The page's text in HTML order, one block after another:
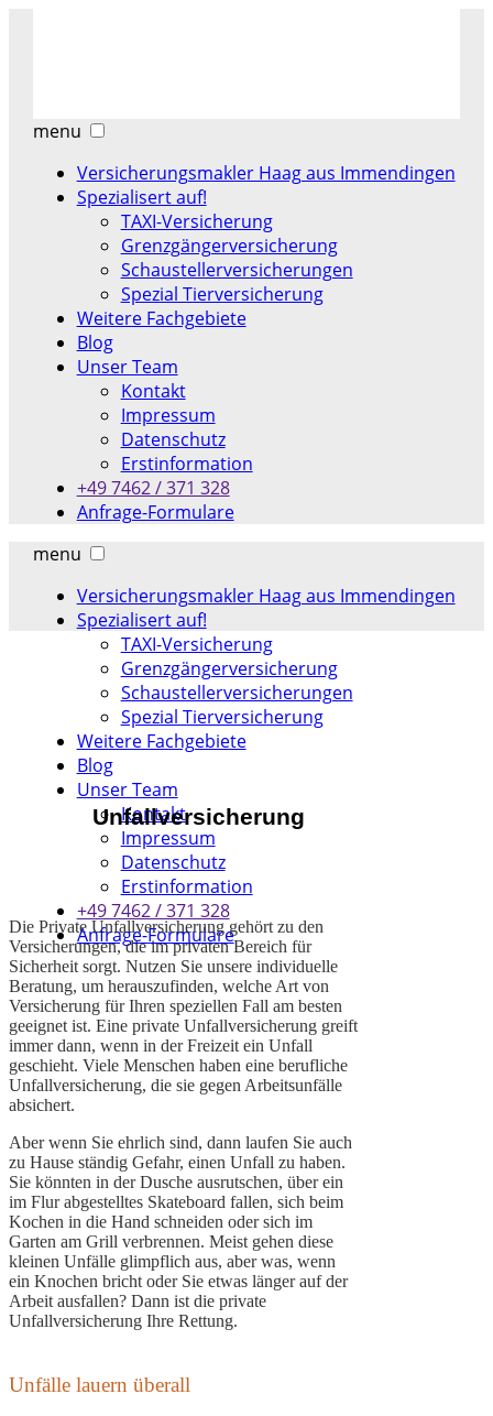
menu
Versicherungsmakler Haag aus Immendingen
Spezialisert auf!
TAXI-Versicherung
Grenzgängerversicherung
Schaustellerversicherungen
Spezial Tierversicherung
Weitere Fachgebiete
Blog
Unser Team
Kontakt
Impressum
Datenschutz
Erstinformation
+49 7462 / 371 328
Anfrage-Formulare
menu
Versicherungsmakler Haag aus Immendingen
Spezialisert auf!
TAXI-Versicherung
Grenzgängerversicherung
Schaustellerversicherungen
Spezial Tierversicherung
Weitere Fachgebiete
Blog
Unser Team
Kontakt
Impressum
Datenschutz
Erstinformation
+49 7462 / 371 328
Anfrage-Formulare
Unfallversicherung
Die Private Unfallversicherung gehört zu den
Versicherungen, die im privaten Bereich für
Sicherheit sorgt. Nutzen Sie unsere individuelle
Beratung, um herauszufinden, welche Art von
Versicherung für Ihren speziellen Fall am besten
geeignet ist. Eine private Unfallversicherung greift
immer dann, wenn in der Freizeit ein Unfall
geschieht. Viele Menschen haben eine berufliche
Unfallversicherung, die sie gegen Arbeitsunfälle
absichert.
Aber wenn Sie ehrlich sind, dann laufen Sie auch
zu Hause ständig Gefahr, einen Unfall zu haben.
Sie könnten in der Dusche ausrutschen, über ein
im Flur abgestelltes Skateboard fallen, sich beim
Kochen in die Hand schneiden oder sich im
Garten am Grill verbrennen. Meist gehen diese
kleinen Unfälle glimpflich aus, aber was, wenn
ein Knochen bricht oder Sie etwas länger auf der
Arbeit ausfallen? Dann ist die private
Unfallversicherung Ihre Rettung.
Unfälle lauern überall